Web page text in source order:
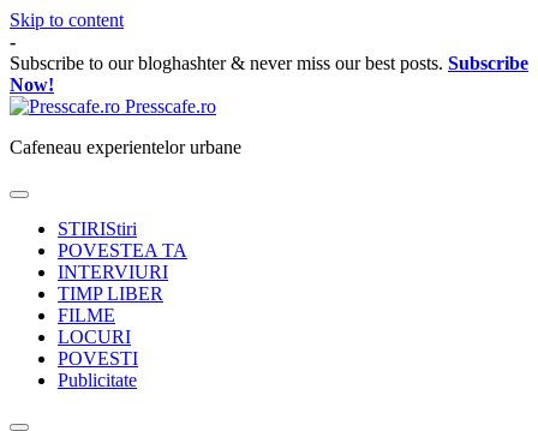
Skip to content
-
Subscribe to our bloghashter & never miss our best posts. Subscribe
Now!
Presscafe.ro
Cafeneau experientelor urbane
STIRIStiri
POVESTEA TA
INTERVIURI
TIMP LIBER
FILME
LOCURI
POVESTI
Publicitate